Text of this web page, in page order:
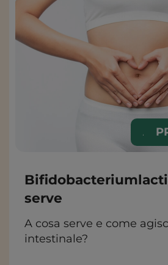
serve
A cosa serve e come
intestinale?